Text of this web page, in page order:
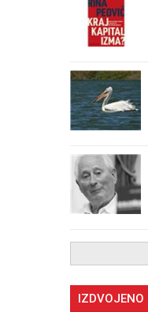
IZDVOJENO